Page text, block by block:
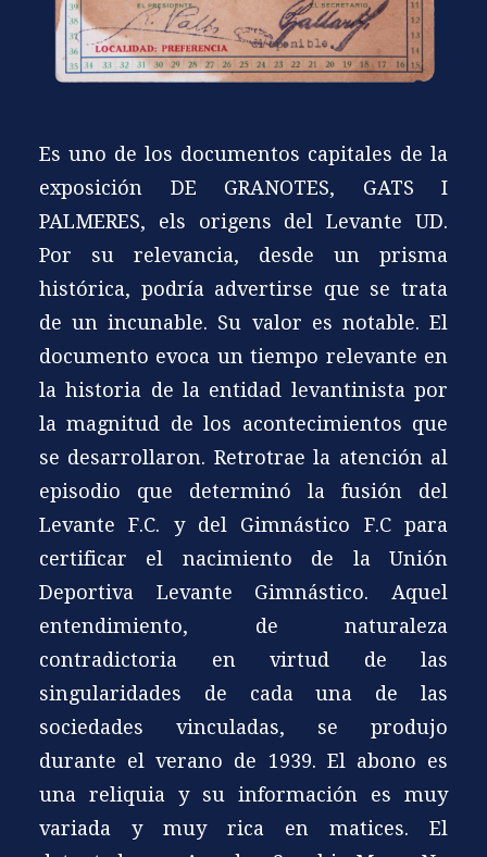
Es uno de los documentos capitales de la
exposición DE GRANOTES, GATS I
PALMERES, els origens del Levante UD.
Por su relevancia, desde un prisma
histórica, podría advertirse que se trata
de un incunable. Su valor es notable. El
documento evoca un tiempo relevante en
la historia de la entidad levantinista por
la magnitud de los acontecimientos que
se desarrollaron. Retrotrae la atención al
episodio que determinó la fusión del
Levante F.C. y del Gimnástico F.C para
certificar el nacimiento de la Unión
Deportiva Levante Gimnástico. Aquel
entendimiento, de naturaleza
contradictoria en virtud de las
singularidades de cada una de las
sociedades vinculadas, se produjo
durante el verano de 1939. El abono es
una reliquia y su información es muy
variada y muy rica en matices. El